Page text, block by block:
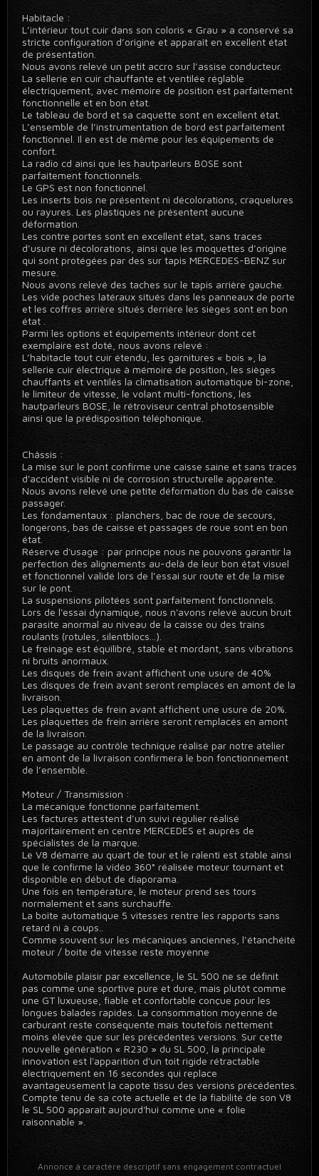
Habitacle :
L’intérieur tout cuir dans son coloris « Grau » a conservé sa
stricte configuration d’origine et apparaît en excellent état
de présentation.
Nous avons relevé un petit accro sur l’assise conducteur.
La sellerie en cuir chauffante et ventilée réglable
électriquement, avec mémoire de position est parfaitement
fonctionnelle et en bon état.
Le tableau de bord et sa caquette sont en excellent état.
L’ensemble de l’instrumentation de bord est parfaitement
fonctionnel. Il en est de même pour les équipements de
confort.
La radio cd ainsi que les hautparleurs BOSE sont
parfaitement fonctionnels.
Le GPS est non fonctionnel.
Les inserts bois ne présentent ni décolorations, craquelures
ou rayures. Les plastiques ne présentent aucune
déformation.
Les contre portes sont en excellent état, sans traces
d’usure ni décolorations, ainsi que les moquettes d’origine
qui sont protégées par des sur tapis MERCEDES-BENZ sur
mesure.
Nous avons relevé des taches sur le tapis arrière gauche.
Les vide poches latéraux situés dans les panneaux de porte
et les coffres arrière situés derrière les sièges sont en bon
état .
Parmi les options et équipements intérieur dont cet
exemplaire est doté, nous avons relevé :
L’habitacle tout cuir étendu, les garnitures « bois », la
sellerie cuir électrique à mémoire de position, les sièges
chauffants et ventilés la climatisation automatique bi-zone,
le limiteur de vitesse, le volant multi-fonctions, les
hautparleurs BOSE, le rétroviseur central photosensible
ainsi que la prédisposition téléphonique.
Châssis :
La mise sur le pont confirme une caisse saine et sans traces
d'accident visible ni de corrosion structurelle apparente.
Nous avons relevé une petite déformation du bas de caisse
passager.
Les fondamentaux : planchers, bac de roue de secours,
longerons, bas de caisse et passages de roue sont en bon
état.
Réserve d'usage : par principe nous ne pouvons garantir la
perfection des alignements au-delà de leur bon état visuel
et fonctionnel validé lors de l’essai sur route et de la mise
sur le pont.
La suspensions pilotées sont parfaitement fonctionnels.
Lors de l'essai dynamique, nous n'avons relevé aucun bruit
parasite anormal au niveau de la caisse ou des trains
roulants (rotules, silentblocs...).
Le freinage est équilibré, stable et mordant, sans vibrations
ni bruits anormaux.
Les disques de frein avant affichent une usure de 40%
Les disques de frein avant seront remplacés en amont de la
livraison.
Les plaquettes de frein avant affichent une usure de 20%.
Les plaquettes de frein arrière seront remplacés en amont
de la livraison.
Le passage au contrôle technique réalisé par notre atelier
en amont de la livraison confirmera le bon fonctionnement
de l’ensemble.
Moteur / Transmission :
La mécanique fonctionne parfaitement.
Les factures attestent d’un suivi régulier réalisé
majoritairement en centre MERCEDES et auprès de
spécialistes de la marque.
Le V8 démarre au quart de tour et le ralenti est stable ainsi
que le confirme la vidéo 360° réalisée moteur tournant et
disponible en début de diaporama.
Une fois en température, le moteur prend ses tours
normalement et sans surchauffe.
La boîte automatique 5 vitesses rentre les rapports sans
retard ni à coups..
Comme souvent sur les mécaniques anciennes, l’étanchéité
moteur / boite de vitesse reste moyenne
Automobile plaisir par excellence, le SL 500 ne se définit
pas comme une sportive pure et dure, mais plutôt comme
une GT luxueuse, fiable et confortable conçue pour les
longues balades rapides. La consommation moyenne de
carburant reste conséquente mais toutefois nettement
moins élevée que sur les précédentes versions. Sur cette
nouvelle génération « R230 » du SL 500, la principale
innovation est l'apparition d'un toit rigide rétractable
électriquement en 16 secondes qui replace
avantageusement la capote tissu des versions précédentes.
Compte tenu de sa cote actuelle et de la fiabilité de son V8
le SL 500 apparaît aujourd'hui comme une « folie
raisonnable ».
Annonce à caractère descriptif sans engagement contractuel